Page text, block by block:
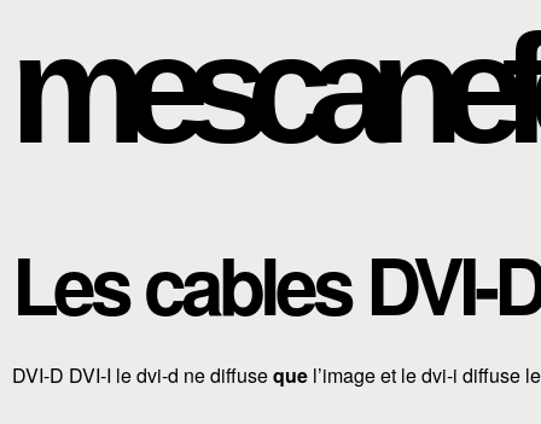
Les cables DVI-
DVI-D DVI-I le dvi-d ne diffuseque l’image et le dvi-i diffuse